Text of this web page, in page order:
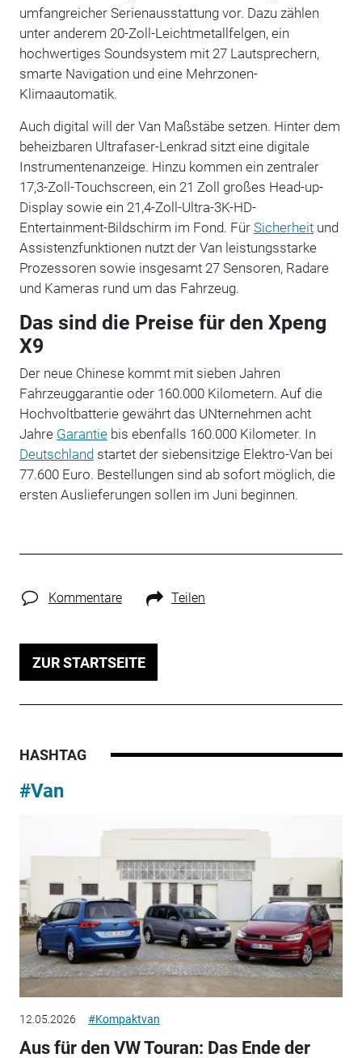
umfangreicher Serienausstattung vor. Dazu zählen
unter anderem 20-Zoll-Leichtmetallfelgen, ein
hochwertiges Soundsystem mit 27 Lautsprechern,
smarte Navigation und eine Mehrzonen-
Klimaautomatik.
Auch digital will der Van Maßstäbe setzen. Hinter dem
beheizbaren Ultrafaser-Lenkrad sitzt eine digitale
Instrumentenanzeige. Hinzu kommen ein zentraler
17,3-Zoll-Touchscreen, ein 21 Zoll großes Head-up-
Display sowie ein 21,4-Zoll-Ultra-3K-HD-
Entertainment-Bildschirm im Fond. Für Sicherheitund
Assistenzfunktionen nutzt der Van leistungsstarke
Prozessoren sowie insgesamt 27 Sensoren, Radare
und Kameras rund um das Fahrzeug.
Das sind die Preise für den Xpeng
X9
Der neue Chinese kommt mit sieben Jahren
Fahrzeuggarantie oder 160.000 Kilometern. Auf die
Hochvoltbatterie gewährt das UNternehmen acht
Jahre Garantiebis ebenfalls 160.000 Kilometer. In
Deutschlandstartet der siebensitzige Elektro-Van bei
77.600 Euro. Bestellungen sind ab sofort möglich, die
ersten Auslieferungen sollen im Juni beginnen.
Kommentare Teilen
ZUR STARTSEITE
HASHTAG
#Van
12.05.2026 #Kompaktvan
Aus für den VW Touran: Das Ende der